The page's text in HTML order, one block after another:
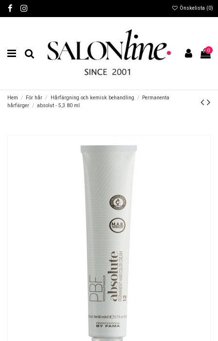
Önskelista (0)
0
Hem För hår Hårfärgning och kemisk behandling
Permanenta
hårfärger
absolut - 5,3 80 ml